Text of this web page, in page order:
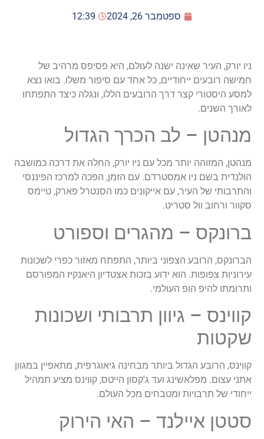
ספטמבר 26, 2024 12:39
ניו יורק, העיר שאינה ישנה לעולם, היא פסיפס מרהיב של
חמישה רובעים ייחודיים, כל אחד עם סיפור משלו. בואו נצא
למסע היסטורי קצר דרך הרובעים הללו, ונגלה כיצד התפתחו
לאורך השנים.
מנהטן – לב הכרך הגדול
מנהטן, המזוהה יותר מכל עם ניו יורק, החלה את דרכה כמושבה
הולנדית בשם ניו אמסטרדם. עם הזמן, הפכה למרכז הפיננסי
והתרבותי של העיר, עם אייקונים כמו הסנטרל פארק, טיימס
סקוור ורחוב וול סטריט.
ברונקס – מהגרים וספורט
הברונקס, הרובע הצפוני ביותר, התפתח מאזור כפרי לשכונות
עירוניות צפופות. הוא ידוע בזכות אצטדיון היאנקיז המפורסם
ותרומתו להיפ הופ העולמי.
קווינס – גיוון תרבותי ושכונות
שקטות
קווינס, הרובע הגדול ביותר מבחינה גיאוגרפית, מתאפיין במגוון
אתני עצום. מפלאשינג ועד ג'קסון הייטס, קווינס מציע תמהיל
ייחודי של תרבויות ומטבחים מכל העולם.
סטטן איילנד – האי הירוק